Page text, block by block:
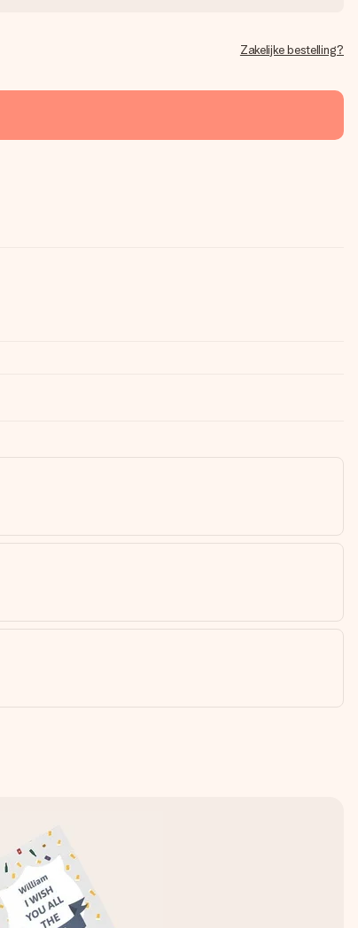
Zakelijke bestelling?